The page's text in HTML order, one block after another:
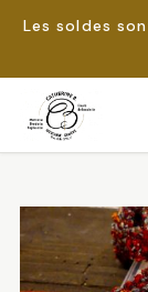
Les soldes
Passer